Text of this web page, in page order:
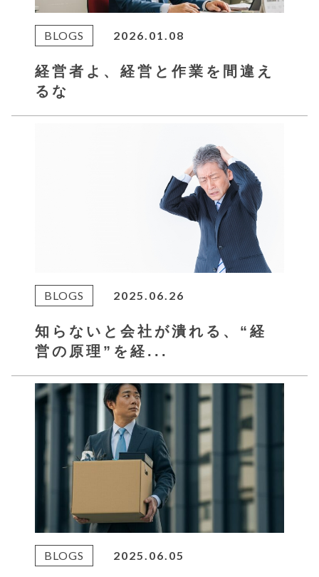
BLOGS 2026.01.08
経営者よ、経営と作業を間違え
るな
BLOGS 2025.06.26
知らないと会社が潰れる、“経
営の原理”を経...
BLOGS 2025.06.05